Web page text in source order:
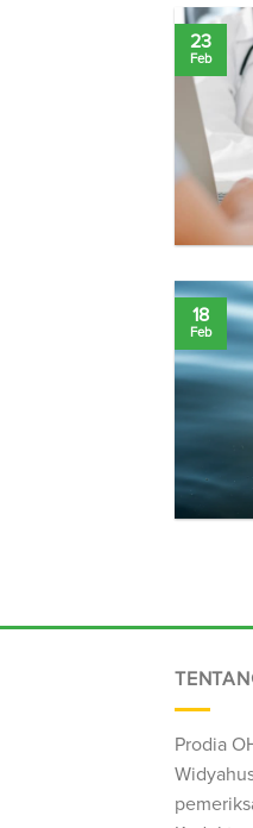
23
Feb
18
Feb
Prodia